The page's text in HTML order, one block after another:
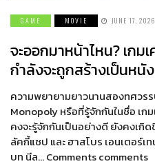
GAME MOVIE JUNE 17, 2026
จะออกมาหน้าไหน? เกม
กำลังจะถูกสร้างเป็นหนัง
ความพยายามยาวนานสองทศวร
Monopoly หรือที่รู้จักกันในชื่อ เก
คงจะรู้จักกันเป็นอย่างดี ยังคงเกิ
ลัคกี้แชป และ ฮาสโบร เอนเตอร์
บท นีล… Comments comments